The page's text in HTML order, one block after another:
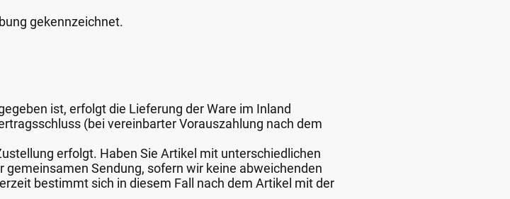
gekennzeichnet.
ist, erfolgt die Lieferung der Ware im Inland
(bei vereinbarter Vorauszahlung nach dem
erfolgt. Haben Sie Artikel mit unterschiedlichen
Sendung, sofern wir keine abweichenden
bestimmt sich in diesem Fall nach dem Artikel mit der